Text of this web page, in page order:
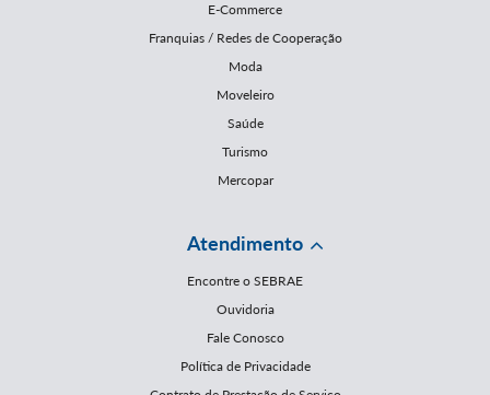
E-Commerce
Franquias / Redes de Cooperação
Moda
Moveleiro
Saúde
Turismo
Mercopar
Atendimento
Encontre o SEBRAE
Ouvidoria
Fale Conosco
Política de Privacidade